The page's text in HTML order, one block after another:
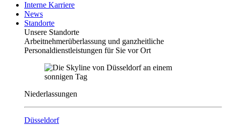
Interne Karriere
News
Standorte
Unsere Standorte
Arbeitnehmerüberlassung und ganzheitliche
Personaldienstleistungen für Sie vor Ort
Niederlassungen
Düsseldorf